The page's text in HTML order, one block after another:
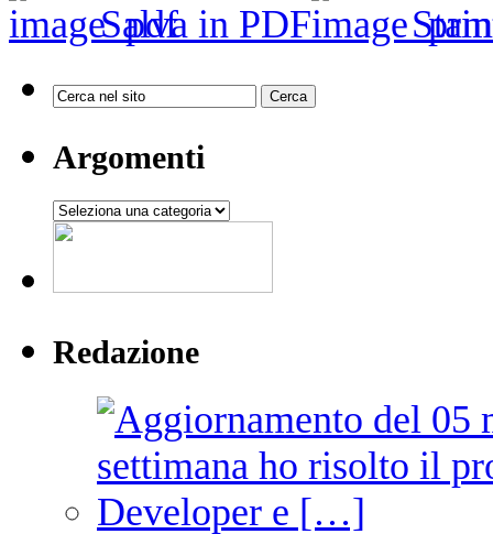
Salva in PDF
Argomenti
Argomenti
Redazione